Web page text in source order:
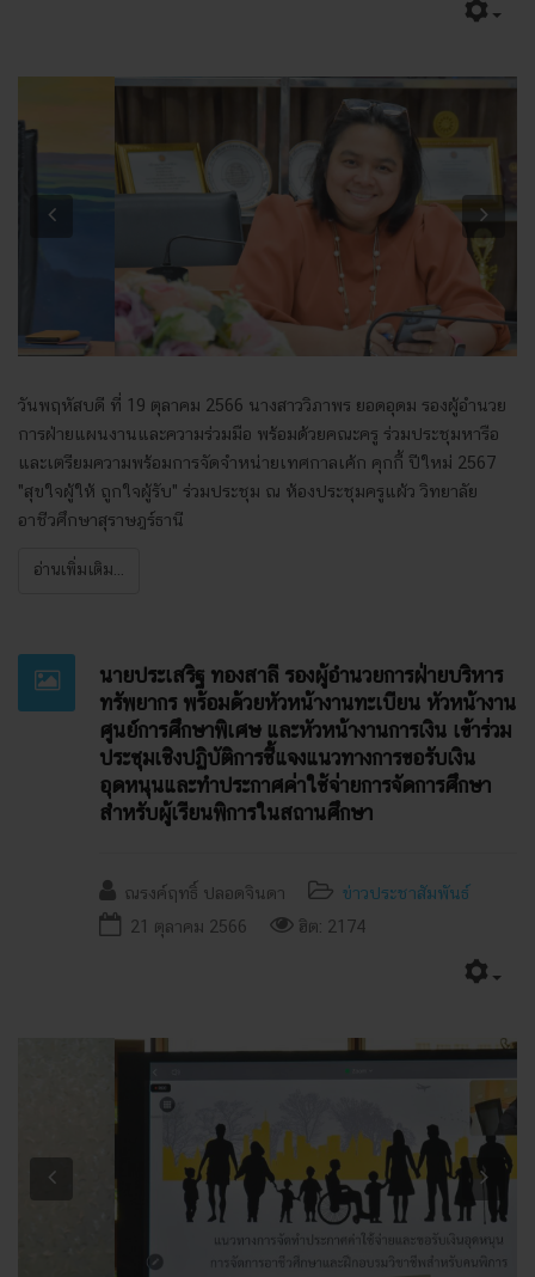
Previous Next
วันพฤหัสบดี ที่ 19 ตุลาคม 2566 นางสาววิภาพร ยอดอุดม รองผู้อำนวย
การฝ่ายแผนงานและความร่วมมือ พร้อมด้วยคณะครู ร่วมประชุมหารือ
และเตรียมความพร้อมการจัดจำหน่ายเทศกาลเค้ก คุกกี้ ปีใหม่ 2567
"สุขใจผู้ให้ ถูกใจผู้รับ" ร่วมประชุม ณ ห้องประชุมครูแผ้ว วิทยาลัย
อาชีวศึกษาสุราษฎร์ธานี
อ่านเพิ่มเติม...
นายประเสริฐ ทองสาลี รองผู้อำนวยการฝ่ายบริหาร
ทรัพยากร พร้อมด้วยหัวหน้างานทะเบียน หัวหน้างาน
ศูนย์การศึกษาพิเศษ และหัวหน้างานการเงิน เข้าร่วม
ประชุมเชิงปฏิบัติการชี้แจงแนวทางการขอรับเงิน
อุดหนุนและทำประกาศค่าใช้จ่ายการจัดการศึกษา
สำหรับผู้เรียนพิการในสถานศึกษา
ณรงค์ฤทธิ์ ปลอดจินดา
ข่าวประชาสัมพันธ์
21 ตุลาคม 2566
ฮิต: 2174
Previous Next